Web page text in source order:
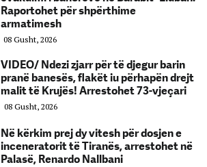
Raportohet për shpërthime
armatimesh
08 Gusht, 2026
VIDEO/ Ndezi zjarr për të djegur barin
pranë banesës, flakët iu përhapën drejt
malit të Krujës! Arrestohet 73-vjeçari
08 Gusht, 2026
Në kërkim prej dy vitesh për dosjen e
inceneratorit të Tiranës, arrestohet në
Palasë, Renardo Nallbani